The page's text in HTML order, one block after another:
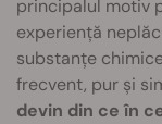
principalul motiv
experiență
substanțe
frecvent, pur și
devin din ce în